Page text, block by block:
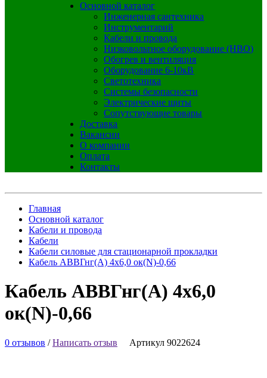
Основной каталог
Инженерная сантехника
Инструментарий
Кабели и провода
Низковольтное оборудование (НВО)
Обогрев и вентиляция
Оборудование 6-10кВ
Светотехника
Системы безопасности
Электрические щиты
Сопутствующие товары
Доставка
Вакансии
О компании
Оплата
Контакты
Главная
Основной каталог
Кабели и провода
Кабели
Кабели силовые для стационарной прокладки
Кабель АВВГнг(А) 4х6,0 ок(N)-0,66
Кабель АВВГнг(А) 4х6,0
ок(N)-0,66
0 отзывов /Написать отзыв Артикул 9022624